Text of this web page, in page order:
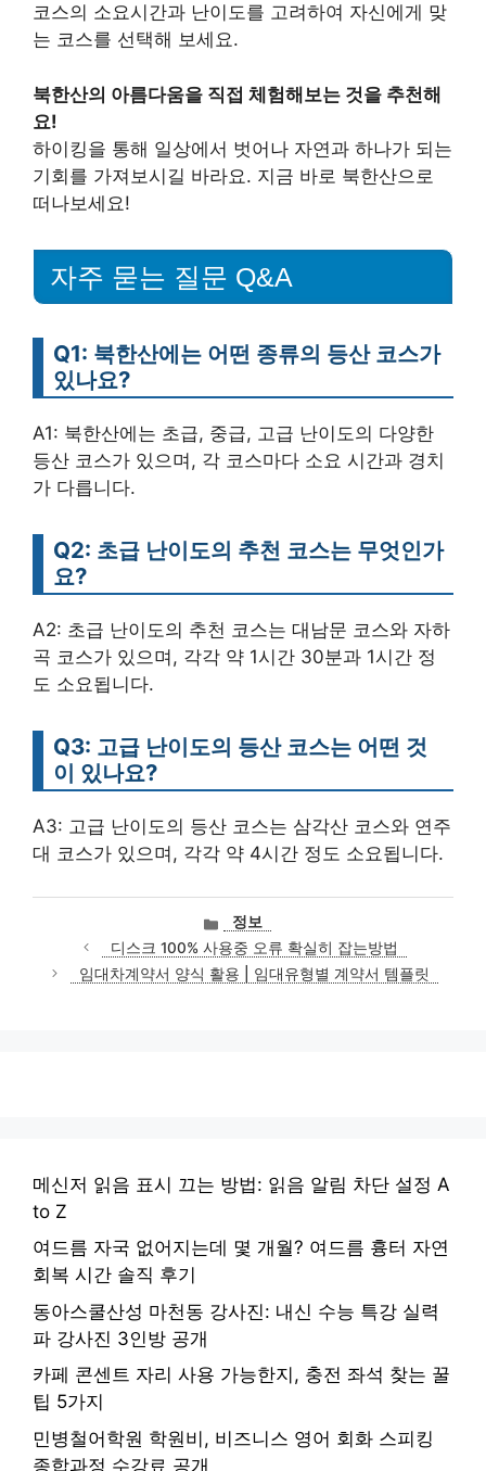
코스의 소요시간과 난이도를 고려하여 자신에게 맞
는 코스를 선택해 보세요.
북한산의 아름다움을 직접 체험해보는 것을 추천해
요!
하이킹을 통해 일상에서 벗어나 자연과 하나가 되는
기회를 가져보시길 바라요. 지금 바로 북한산으로
떠나보세요!
자주 묻는 질문 Q&A
Q1: 북한산에는 어떤 종류의 등산 코스가
있나요?
A1: 북한산에는 초급, 중급, 고급 난이도의 다양한
등산 코스가 있으며, 각 코스마다 소요 시간과 경치
가 다릅니다.
Q2: 초급 난이도의 추천 코스는 무엇인가
요?
A2: 초급 난이도의 추천 코스는 대남문 코스와 자하
곡 코스가 있으며, 각각 약 1시간 30분과 1시간 정
도 소요됩니다.
Q3: 고급 난이도의 등산 코스는 어떤 것
이 있나요?
A3: 고급 난이도의 등산 코스는 삼각산 코스와 연주
대 코스가 있으며, 각각 약 4시간 정도 소요됩니다.
카
테
고
리
정보
디스크 100% 사용중 오류 확실히 잡는방법
임대차계약서 양식 활용 | 임대유형별 계약서 템플릿
메신저 읽음 표시 끄는 방법: 읽음 알림 차단 설정 A
to Z
여드름 자국 없어지는데 몇 개월? 여드름 흉터 자연
회복 시간 솔직 후기
동아스쿨산성 마천동 강사진: 내신 수능 특강 실력
파 강사진 3인방 공개
카페 콘센트 자리 사용 가능한지, 충전 좌석 찾는 꿀
팁 5가지
민병철어학원 학원비, 비즈니스 영어 회화 스피킹
종합과정 수강료 공개